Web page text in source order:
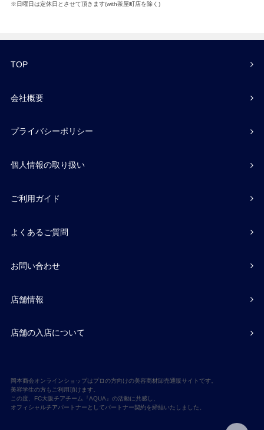
※日曜日は定休日とさせて頂きます(with茶屋町店を除く)
TOP
会社概要
プライバシーポリシー
個人情報の取り扱い
ご利用ガイド
よくあるご質問
お問い合わせ
店舗情報
店舗の入店について
岡本商会オンラインショップはプロの方向けの美容商材卸売通販サイトです。
美容学生の方もご利用頂けます。
この度、FC大阪チアチーム『AQUA』の活動に共感し、
オフィシャルチアパートナーとしてパートナー契約を締結いたしました。